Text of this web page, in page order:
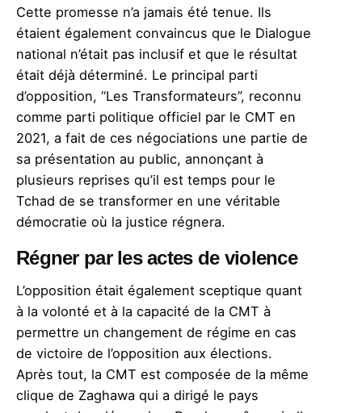
Cette promesse n’a jamais été tenue. Ils
étaient également convaincus que le Dialogue
national n’était pas inclusif et que le résultat
était déjà déterminé. Le principal parti
d’opposition, “Les Transformateurs”, reconnu
comme parti politique officiel par le CMT en
2021, a fait de ces négociations une partie de
sa présentation au public, annonçant à
plusieurs reprises qu’il est temps pour le
Tchad de se transformer en une véritable
démocratie où la justice régnera.
Régner par les actes de violence
L’opposition était également sceptique quant
à la volonté et à la capacité de la CMT à
permettre un changement de régime en cas
de victoire de l’opposition aux élections.
Après tout, la CMT est composée de la même
clique de Zaghawa qui a dirigé le pays